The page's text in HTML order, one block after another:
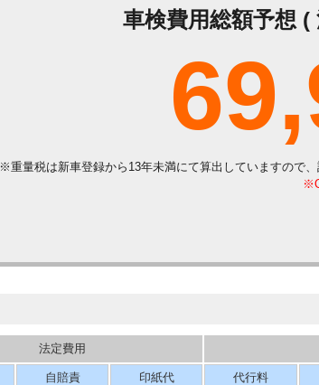
車検費用総額予想 (
※重量税は新車登録から13年未満にて算出していますので
法定費用
自賠責 印紙代 代行料